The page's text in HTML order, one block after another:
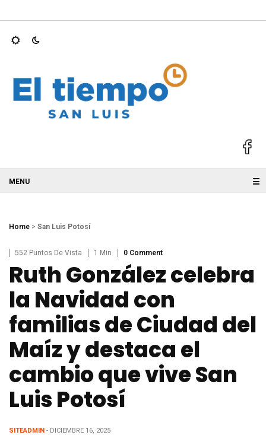
☰
Home > San Luis Potosí
552 Puntos De Vista 1 Min 0 Comment
Ruth González celebra
la Navidad con
familias de Ciudad del
Maíz y destaca el
cambio que vive San
Luis Potosí
SITEADMIN - DICIEMBRE 16, 2025